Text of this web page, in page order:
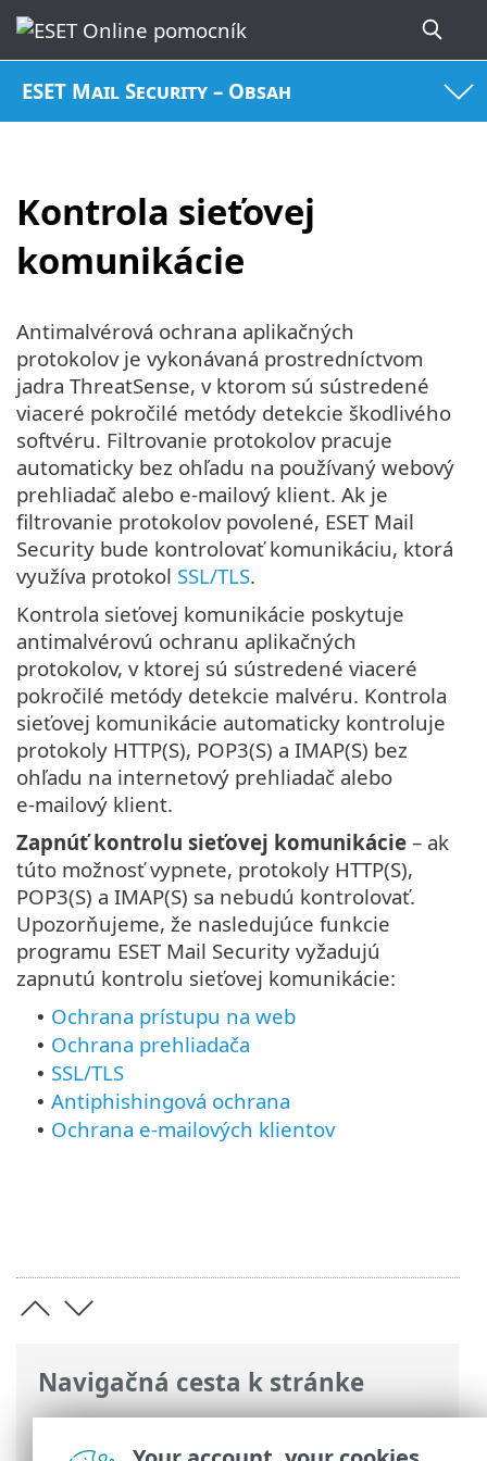
ESET Mail Security – Obsah
Kontrola sieťovej
komunikácie
Navigačná cesta k stránke
ESET Online pomocník>ESET Mail
Security >Rozšírené nastavenia>
Antimalvérová ochrana aplikačných
protokolov je vykonávaná prostredníctvom
jadra ThreatSense, v ktorom sú sústredené
viaceré pokročilé metódy detekcie škodlivého
softvéru. Filtrovanie protokolov pracuje
automaticky bez ohľadu na používaný webový
prehliadač alebo e‑mailový klient. Ak je
filtrovanie protokolov povolené, ESET Mail
Security bude kontrolovať komunikáciu, ktorá
využíva protokol SSL/TLS.
Kontrola sieťovej komunikácie poskytuje
antimalvérovú ochranu aplikačných
protokolov, v ktorej sú sústredené viaceré
pokročilé metódy detekcie malvéru. Kontrola
sieťovej komunikácie automaticky kontroluje
protokoly HTTP(S), POP3(S) a IMAP(S) bez
ohľadu na internetový prehliadač alebo
e‑mailový klient.
Zapnúť kontrolu sieťovej komunikácie – ak
túto možnosť vypnete, protokoly HTTP(S),
POP3(S) a IMAP(S) sa nebudú kontrolovať.
Upozorňujeme, že nasledujúce funkcie
programu ESET Mail Security vyžadujú
zapnutú kontrolu sieťovej komunikácie:
• Ochrana prístupu na web
• Ochrana prehliadača
• SSL/TLS
• Antiphishingová ochrana
• Ochrana e-mailových klientov